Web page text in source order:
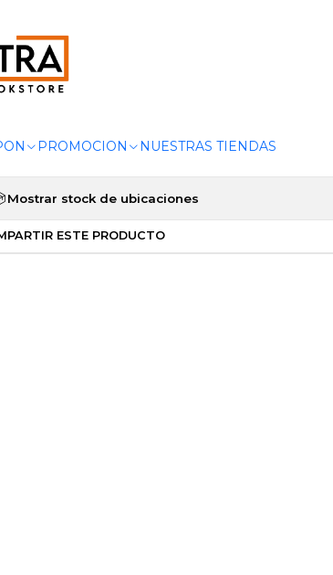
PROMOCION NUESTRAS TIENDAS
OF THE NIGHT 16 -
Agregar a la lista de favoritos
Mostrar stock de ubicaciones
ESTE PRODUCTO